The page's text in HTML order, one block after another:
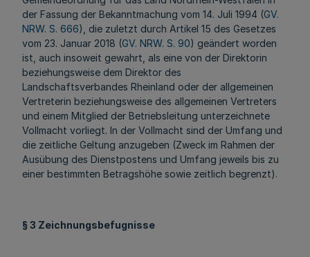
der Fassung der Bekanntmachung vom 14. Juli 1994 (GV.
NRW. S. 666), die zuletzt durch Artikel 15 des Gesetzes
vom 23. Januar 2018 (GV. NRW. S. 90) geändert worden
ist, auch insoweit gewahrt, als eine von der Direktorin
beziehungsweise dem Direktor des
Landschaftsverbandes Rheinland oder der allgemeinen
Vertreterin beziehungsweise des allgemeinen Vertreters
und einem Mitglied der Betriebsleitung unterzeichnete
Vollmacht vorliegt. In der Vollmacht sind der Umfang und
die zeitliche Geltung anzugeben (Zweck im Rahmen der
Ausübung des Dienstpostens und Umfang jeweils bis zu
einer bestimmten Betragshöhe sowie zeitlich begrenzt).
§ 3 Zeichnungsbefugnisse